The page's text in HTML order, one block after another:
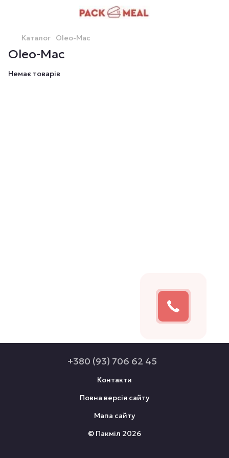
Каталог Oleo-Mac
Oleo-Mac
Немає товарів
+380 (93) 706 62 45
Контакти
Повна версія сайту
Мапа сайту
© Пакміл 2026